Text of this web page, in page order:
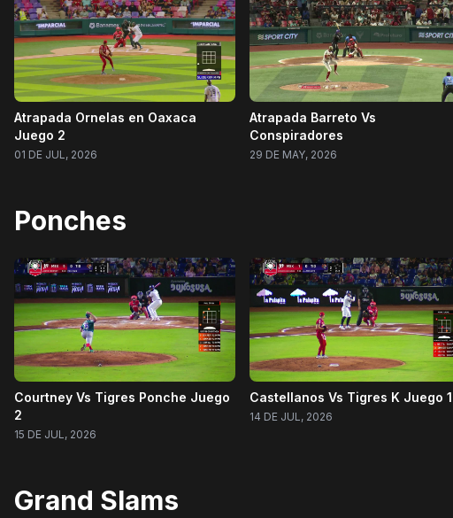
Atrapada Ornelas en Oaxaca
Juego 2
01 DE JUL, 2026
Atrapada Barreto Vs
Conspiradores
29 DE MAY, 2026
Ponches
Courtney Vs Tigres Ponche Juego
2
15 DE JUL, 2026
Castellanos Vs Tigres K Juego 1
14 DE JUL, 2026
Grand Slams